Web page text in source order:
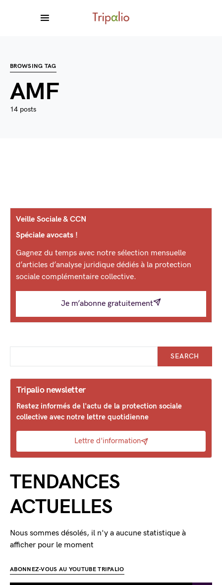
BROWSING TAG
AMF
14 posts
Veille Sociale & CCN
Spéciale avocats !
Gagnez du temps avec notre sélection mensuelle
d’articles d’analyse juridique dédiés à la protection
sociale complémentaire collective.
Je m’abonne gratuitement
SEARCH
Tripalio newsletter
Restez informés de l'actu de la protection sociale
collective avec notre lettre quotidienne
Lettre d'information
TENDANCES
ACTUELLES
Nous sommes désolés, il n'y a aucune statistique à
afficher pour le moment
ABONNEZ-VOUS AU YOUTUBE TRIPALIO